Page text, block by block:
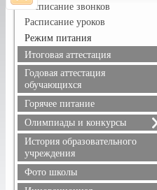
Расписание звонков
Расписание уроков
Режим питания
Итоговая аттестация
Годовая аттестация
обучающихся
Горячее питание
Олимпиады и конкурсы
Всероссийская олимпиада
школьников
Положения олимпиад и
конкурсов, результаты
История образовательного
учреждения
Фото школы